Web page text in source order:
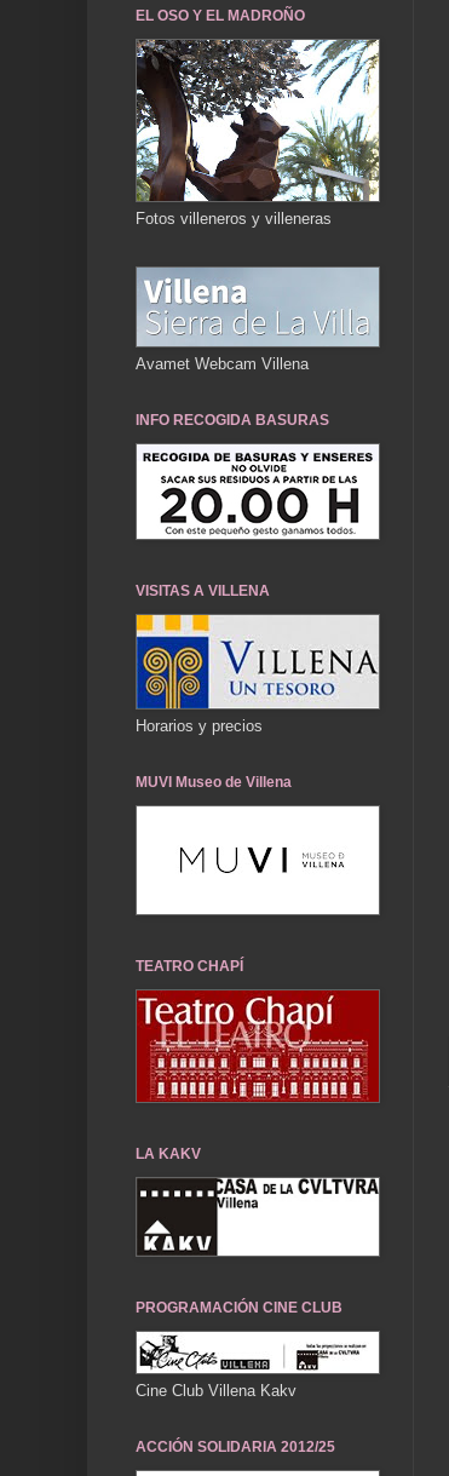
EL OSO Y EL MADROÑO
Fotos villeneros y villeneras
Avamet Webcam Villena
INFO RECOGIDA BASURAS
VISITAS A VILLENA
Horarios y precios
MUVI Museo de Villena
TEATRO CHAPÍ
LA KAKV
PROGRAMACIÓN CINE CLUB
Cine Club Villena Kakv
ACCIÓN SOLIDARIA 2012/25